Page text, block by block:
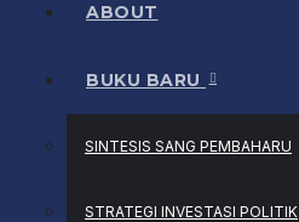
ABOUT
BUKU BARU
SINTESIS SANG PEMBAHARU
STRATEGI INVESTASI POLITIK